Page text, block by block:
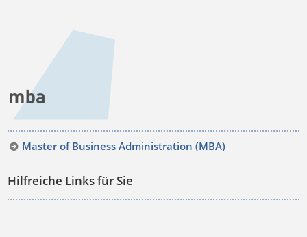
Master of Business Administration (MBA)
Hilfreiche Links für Sie